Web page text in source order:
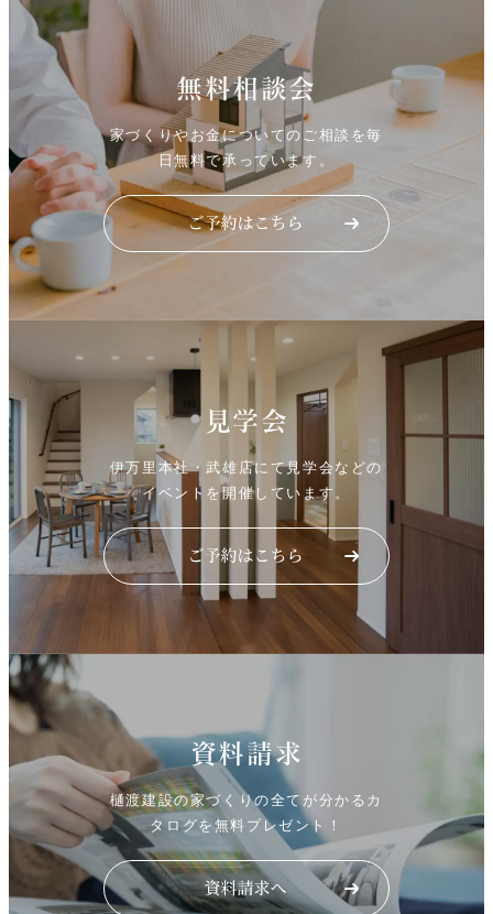
無料相談会
家づくりやお金についてのご相談を毎
日無料で承っています。
見学会
伊万里本社・武雄店にて見学会などの
イベントを開催しています。
資料請求
樋渡建設の家づくりの全てが分かるカ
タログを無料プレゼント！